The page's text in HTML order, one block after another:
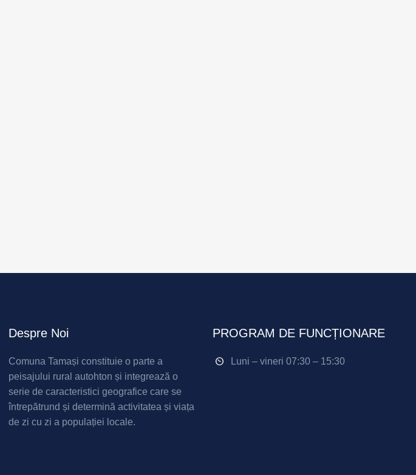
Despre Noi
Comuna Tamași constituie o parte a
peisajului rural autohton și integrează o
serie de caracteristici geografice care se
întrepătrund și determină activitatea și viața
de zi cu zi a populației locale.
PROGRAM DE FUNCȚIONARE
Luni – vineri 07:30 – 15:30